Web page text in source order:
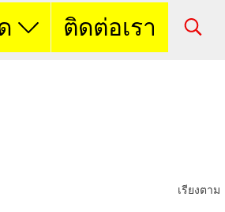
ติดต่อเรา
เรียงตาม